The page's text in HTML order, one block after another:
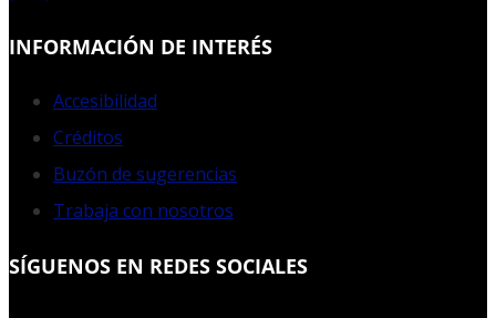
INFORMACIÓN DE INTERÉS
Accesibilidad
Créditos
Buzón de sugerencias
Trabaja con nosotros
SÍGUENOS EN REDES SOCIALES